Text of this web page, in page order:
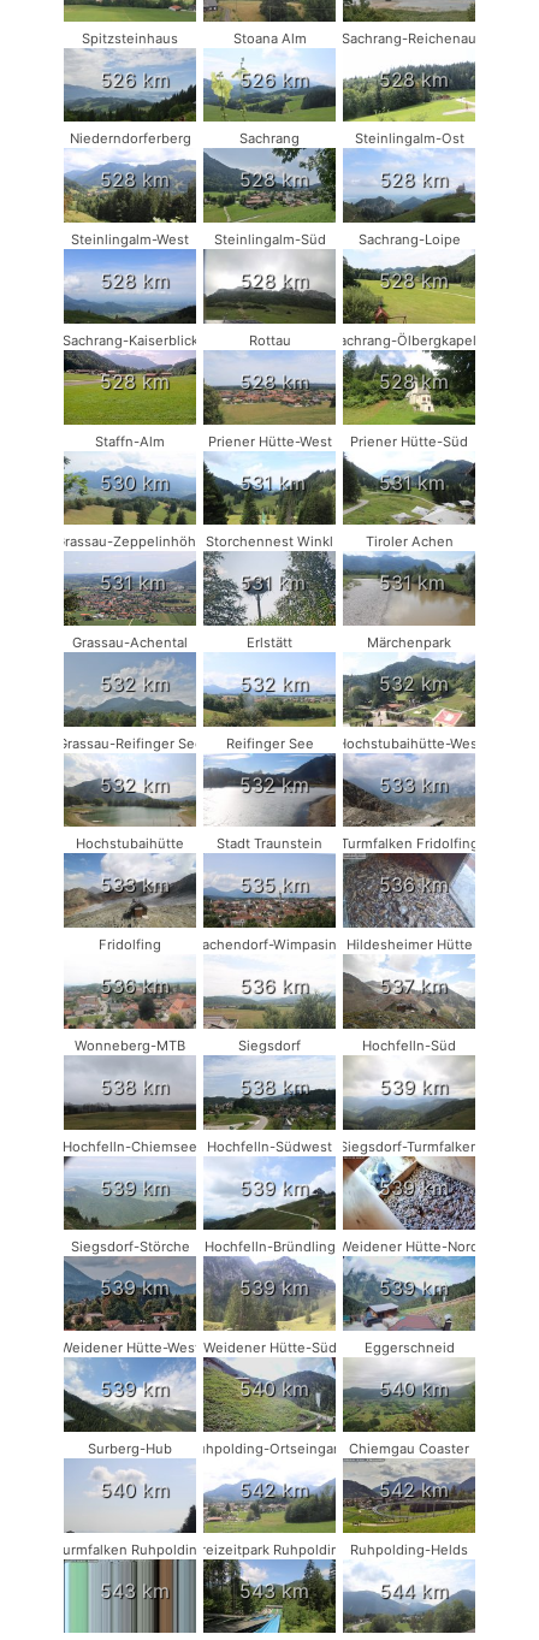
Spitzsteinhaus
526 km
Stoana Alm
526 km
Sachrang-Reichenau
528 km
Niederndorferberg
528 km
Sachrang
528 km
Steinlingalm-Ost
528 km
Steinlingalm-West
528 km
Steinlingalm-Süd
528 km
Sachrang-Loipe
528 km
Sachrang-Kaiserblick
528 km
Rottau
528 km
Sachrang-Ölbergkapelle
528 km
Staffn-Alm
530 km
Priener Hütte-West
531 km
Priener Hütte-Süd
531 km
Grassau-Zeppelinhöhe
531 km
Storchennest Winkl
531 km
Tiroler Achen
531 km
Grassau-Achental
532 km
Erlstätt
532 km
Märchenpark
532 km
Grassau-Reifinger See
532 km
Reifinger See
532 km
Hochstubaihütte-West
533 km
Hochstubaihütte
533 km
Stadt Traunstein
535 km
Turmfalken Fridolfing
536 km
Fridolfing
536 km
Vachendorf-Wimpasing
536 km
Hildesheimer Hütte
537 km
Wonneberg-MTB
538 km
Siegsdorf
538 km
Hochfelln-Süd
539 km
Hochfelln-Chiemsee
539 km
Hochfelln-Südwest
539 km
Siegsdorf-Turmfalken
539 km
Siegsdorf-Störche
539 km
Hochfelln-Bründling
539 km
Weidener Hütte-Nord
539 km
Weidener Hütte-West
539 km
Weidener Hütte-Süd
540 km
Eggerschneid
540 km
Surberg-Hub
540 km
Ruhpolding-Ortseingang
542 km
Chiemgau Coaster
542 km
Turmfalken Ruhpolding
543 km
Freizeitpark Ruhpolding
543 km
Ruhpolding-Helds
544 km